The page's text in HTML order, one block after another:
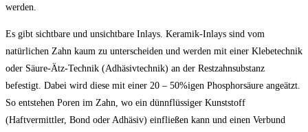
werden.
Es gibt sichtbare und unsichtbare Inlays. Keramik-Inlays sind vom
natürlichen Zahn kaum zu unterscheiden und werden mit einer Klebetechnik
oder Säure-Ätz-Technik (Adhäsivtechnik) an der Restzahnsubstanz
befestigt. Dabei wird diese mit einer 20 – 50%igen Phosphorsäure angeätzt.
So entstehen Poren im Zahn, wo ein dünnflüssiger Kunststoff
(Haftvermittler, Bond oder Adhäsiv) einfließen kann und einen Verbund